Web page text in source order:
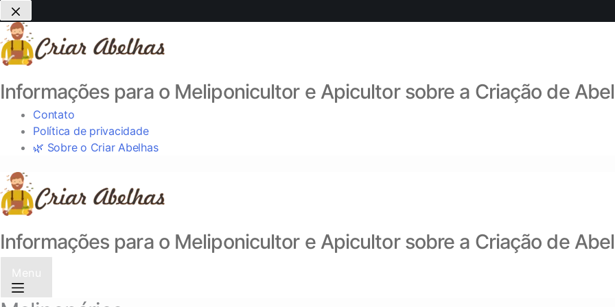
Informações para o Meliponicultor e Apicultor sobre a Criação de
Contato
Política de privacidade
🌿 Sobre o Criar Abelhas
Informações para o Meliponicultor e Apicultor sobre a Criação de
Menu